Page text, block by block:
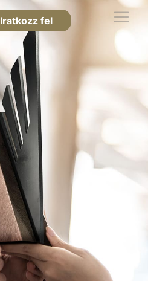
Iratkozz fel